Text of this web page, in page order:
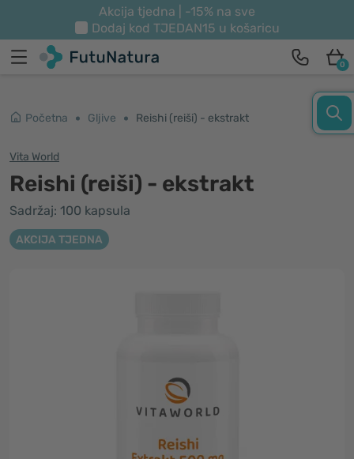
Akcija tjedna | -15% na sve
Dodaj kod TJEDAN15 u košaricu
0
Početna Gljive Reishi (reiši) - ekstrakt
Vita World
Reishi (reiši) - ekstrakt
Sadržaj: 100 kapsula
AKCIJA TJEDNA